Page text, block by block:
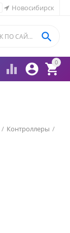
Новосибирск
0




/ Контроллеры /